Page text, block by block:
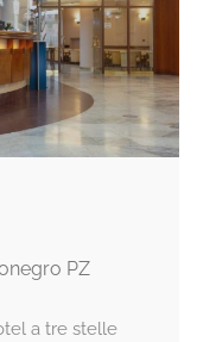
PZ
a tre stelle